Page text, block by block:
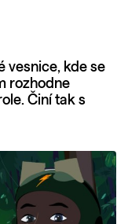
vesnice, kde se
rozhodne
Činí tak s